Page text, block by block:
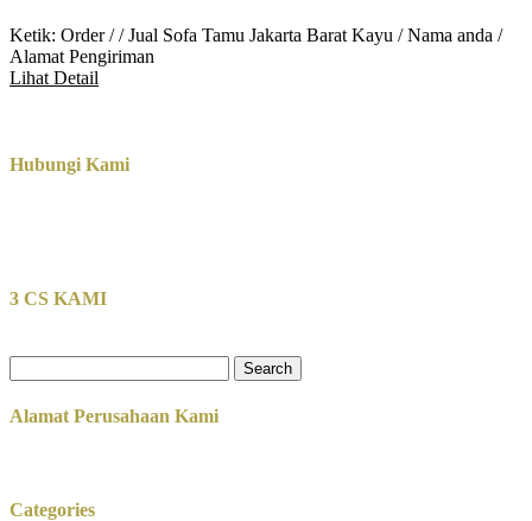
Ketik: Order / / Jual Sofa Tamu Jakarta Barat Kayu / Nama anda /
Alamat Pengiriman
Lihat Detail
Hubungi Kami
3 CS KAMI
for:
Alamat Perusahaan Kami
Categories